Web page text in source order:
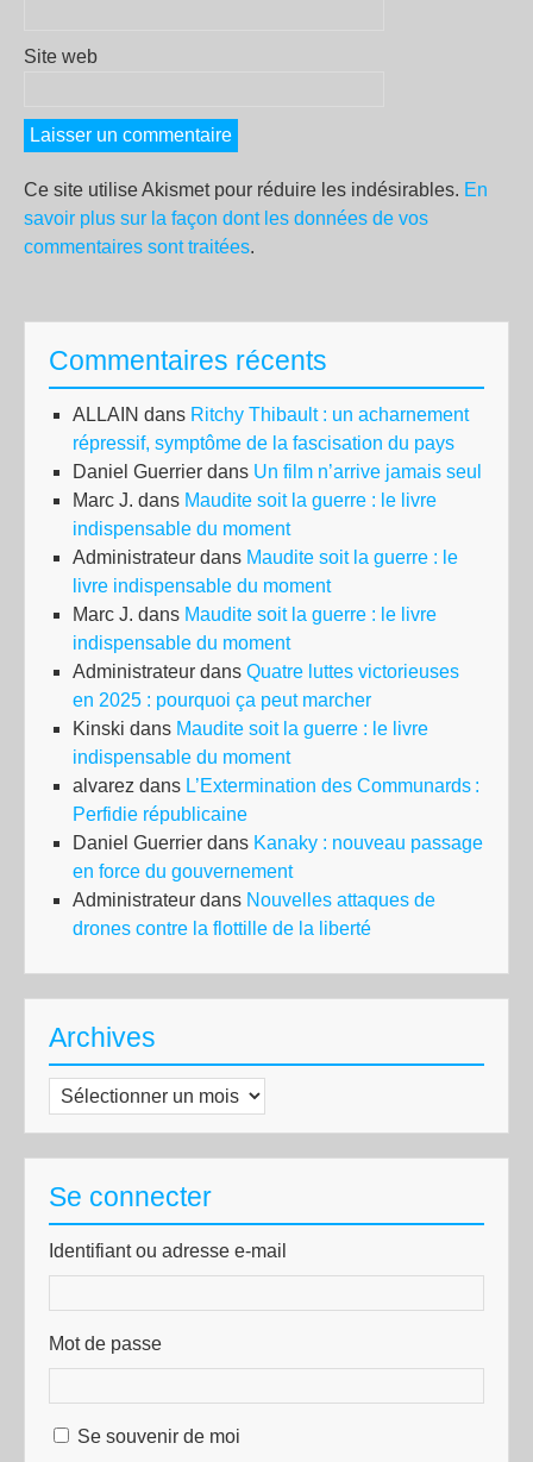
Site web
Ce site utilise Akismet pour réduire les indésirables. En
savoir plus sur la façon dont les données de vos
commentaires sont traitées.
Commentaires récents
ALLAIN dans Ritchy Thibault : un acharnement
répressif, symptôme de la fascisation du pays
Daniel Guerrier dans Un film n’arrive jamais seul
Marc J. dans Maudite soit la guerre : le livre
indispensable du moment
Administrateur dans Maudite soit la guerre : le
livre indispensable du moment
Marc J. dans Maudite soit la guerre : le livre
indispensable du moment
Administrateur dans Quatre luttes victorieuses
en 2025 : pourquoi ça peut marcher
Kinski dans Maudite soit la guerre : le livre
indispensable du moment
alvarez dans L’Extermination des Communards :
Perfidie républicaine
Daniel Guerrier dans Kanaky : nouveau passage
en force du gouvernement
Administrateur dans Nouvelles attaques de
drones contre la flottille de la liberté
Archives
Archives
Se connecter
Identifiant ou adresse e-mail
Mot de passe
Se souvenir de moi